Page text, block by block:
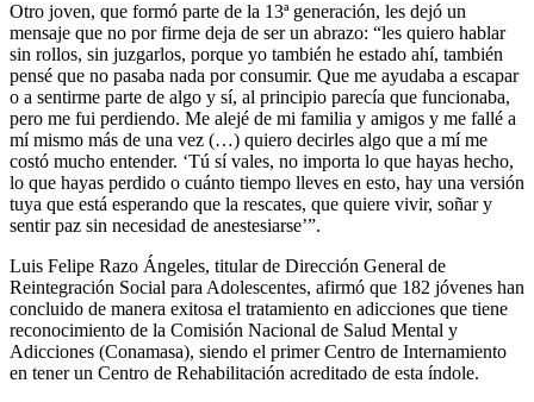
Otro joven, que formó parte de la 13ª generación, les dejó un
mensaje que no por firme deja de ser un abrazo: “les quiero hablar
sin rollos, sin juzgarlos, porque yo también he estado ahí, también
pensé que no pasaba nada por consumir. Que me ayudaba a escapar
o a sentirme parte de algo y sí, al principio parecía que funcionaba,
pero me fui perdiendo. Me alejé de mi familia y amigos y me fallé a
mí mismo más de una vez (…) quiero decirles algo que a mí me
costó mucho entender. ‘Tú sí vales, no importa lo que hayas hecho,
lo que hayas perdido o cuánto tiempo lleves en esto, hay una versión
tuya que está esperando que la rescates, que quiere vivir, soñar y
sentir paz sin necesidad de anestesiarse’”.
Luis Felipe Razo Ángeles, titular de Dirección General de
Reintegración Social para Adolescentes, afirmó que 182 jóvenes han
concluido de manera exitosa el tratamiento en adicciones que tiene
reconocimiento de la Comisión Nacional de Salud Mental y
Adicciones (Conamasa), siendo el primer Centro de Internamiento
en tener un Centro de Rehabilitación acreditado de esta índole.